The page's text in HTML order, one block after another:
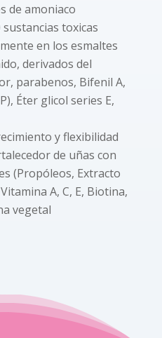
de amoniaco
toxicas
en los esmaltes
derivados del
parabenos, Bifenil A,
Éter glicol series E,
y flexibilidad
de uñas con
(Propóleos, Extracto
A, C, E, Biotina,
vegetal